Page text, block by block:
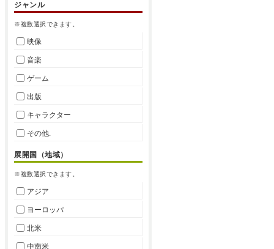
ジャンル
※複数選択できます。
映像
音楽
ゲーム
出版
キャラクター
その他.
展開国（地域）
※複数選択できます。
アジア
ヨーロッパ
北米
中南米